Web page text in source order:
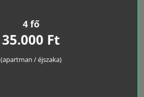
4 fő
35.000 Ft
(apartman / éjszaka)